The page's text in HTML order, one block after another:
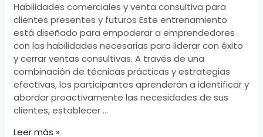
Habilidades comerciales y venta consultiva para
clientes presentes y futuros Este entrenamiento
está diseñado para empoderar a emprendedores
con las habilidades necesarias para liderar con éxito
y cerrar ventas consultivas. A través de una
combinación de técnicas prácticas y estrategias
efectivas, los participantes aprenderán a identificar y
abordar proactivamente las necesidades de sus
clientes, establecer …
Habilidades
Leer más »